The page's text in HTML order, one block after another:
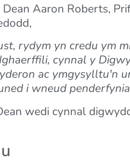
Dean Aaron Roberts,
rydym yn credu ym
cynnal y
ac ymgysylltu'n
i wneud
wedi cynnal